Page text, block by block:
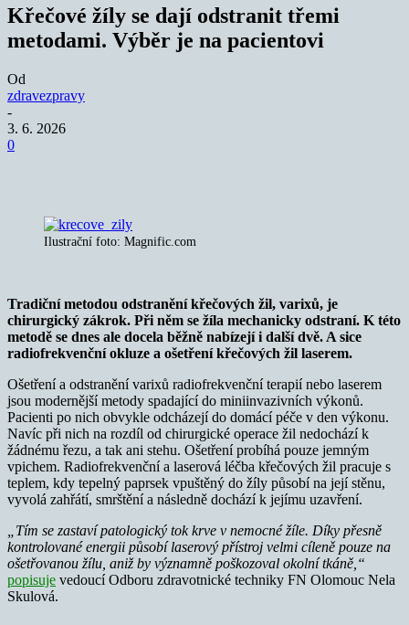
Křečové žíly se dají odstranit třemi
metodami. Výběr je na pacientovi
Od
zdravezpravy
-
3. 6. 2026
0
Ilustrační foto: Magnific.com
Tradiční metodou odstranění křečových žil, varixů, je
chirurgický zákrok. Při něm se žíla mechanicky odstraní. K této
metodě se dnes ale docela běžně nabízejí i další dvě. A sice
radiofrekvenční okluze a ošetření křečových žil laserem.
Ošetření a odstranění varixů radiofrekvenční terapií nebo laserem
jsou modernější metody spadající do miniinvazivních výkonů.
Pacienti po nich obvykle odcházejí do domácí péče v den výkonu.
Navíc při nich na rozdíl od chirurgické operace žil nedochází k
žádnému řezu, a tak ani stehu. Ošetření probíhá pouze jemným
vpichem. Radiofrekvenční a laserová léčba křečových žil pracuje s
teplem, kdy tepelný paprsek vpuštěný do žíly působí na její stěnu,
vyvolá zahřátí, smrštění a následně dochází k jejímu uzavření.
„Tím se zastaví patologický tok krve v nemocné žíle. Díky přesně
kontrolované energii působí laserový přístroj velmi cíleně pouze na
ošetřovanou žílu, aniž by významně poškozoval okolní tkáně,“
popisuje vedoucí Odboru zdravotnické techniky FN Olomouc Nela
Skulová.